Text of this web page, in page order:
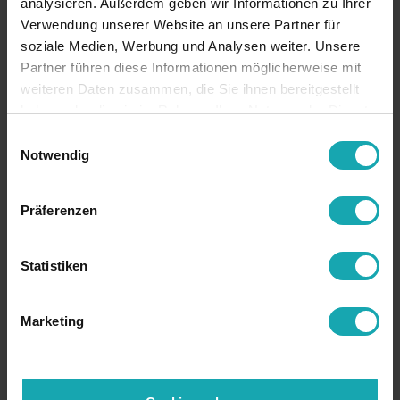
Verwendung unserer Website an unsere Partner für
soziale Medien, Werbung und Analysen weiter. Unsere
Partner führen diese Informationen möglicherweise mit
weiteren Daten zusammen, die Sie ihnen bereitgestellt
haben oder die sie im Rahmen Ihrer Nutzung der Dienste
Notwendig
Präferenzen
Statistiken
Marketing
Demander
échantillons
Demander prix